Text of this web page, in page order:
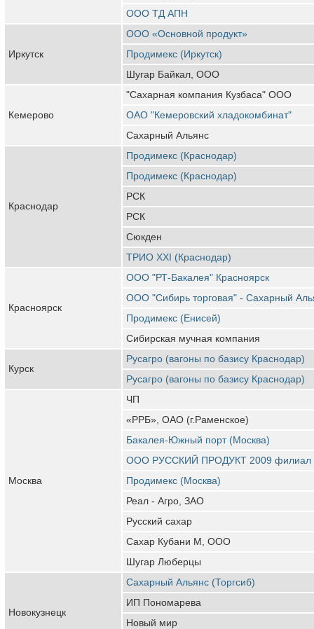
ООО ТД АПН
Иркутск
ООО «Основной продукт»
Продимекс (Иркутск)
Шугар Байкал, ООО
Кемерово
"Сахарная компания Кузбаса" ООО
ОАО "Кемеровский хладокомбинат"
Сахарный Альянс
Краснодар
Продимекс (Краснодар)
Продимекс (Краснодар)
РСК
РСК
Сюкден
ТРИО XXI (Краснодар)
Красноярск
ООО "РТ-Бакалея" Красноярск
ООО "Сибирь торговая" - Сахарный
Продимекс (Енисей)
Сибирская мучная компания
Курск
Русагро (вагоны по базису Краснодар)
Русагро (вагоны по базису Краснодар)
Москва
ЧП
«РРБ», ОАО (г.Раменское)
Бакалея-Южный порт (Москва)
ООО РУССКИЙ ПРОДУКТ 2009 филиал
Продимекс (Москва)
Реал - Агро, ЗАО
Русский сахар
Сахар Кубани М, ООО
Шугар Люберцы
Новокузнецк
Сахарный Альянс (Торгсиб)
ИП Пономарева
Новый мир